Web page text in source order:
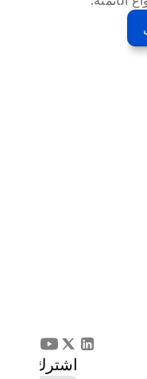
اشترك في